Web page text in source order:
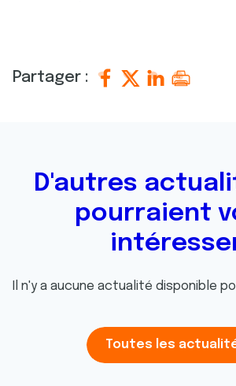
Partager :
D'autres
pourraient
Il n'y a aucune actualité disponible
Toutes les